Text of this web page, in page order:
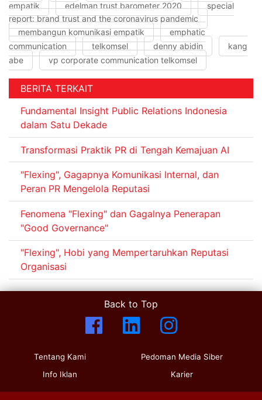
empatik
edelman trust barometer 2020
special
report: brand trust and the coronavirus pandemic
membangun komunikasi empatik
emphatic
communication
telkomsel denny abidin
kang
abe
vp corporate communication telkomsel
BERITA TERKAIT
Fundamental Insight Public Relations Indonesia
dalam Satu Dekade
Transformasi Praktik PR di Tengah Kemajuan AI
"Flexing", Gagapnya Komunikasi Internal, dan
Peran PR Mengelola Reputasi
Fenomena "Flexing" dan Gagalnya Penerapan
"Good Governance"
"Flexing", Hobi yang Mempertaruhkan Reputasi
Organisasi
Back to Top
Tentang Kami
Info Iklan
Pedoman Media Siber
Karier